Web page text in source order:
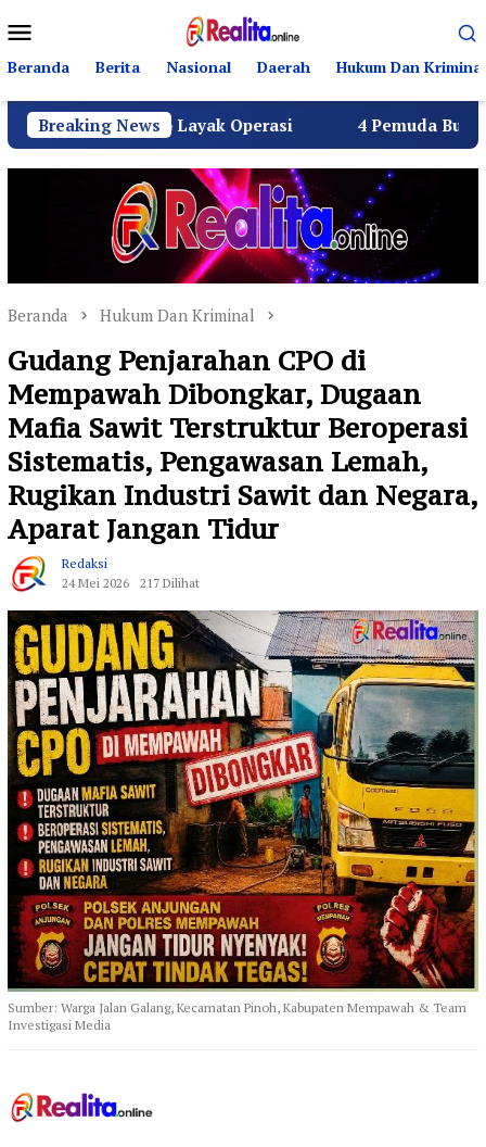
ke
kontenMobile
Beranda Berita Nasional Daerah Hukum Dan Kriminal
Breaking News
Layak Operasi 4 Pemuda Bungur Raya
Beranda Hukum Dan Kriminal
Gudang Penjarahan CPO di
Mempawah Dibongkar, Dugaan
Mafia Sawit Terstruktur Beroperasi
Sistematis, Pengawasan Lemah,
Rugikan Industri Sawit dan Negara,
Aparat Jangan Tidur
Redaksi
24 Mei 2026
217 Dilihat
Sumber: Warga Jalan Galang, Kecamatan Pinoh, Kabupaten Mempawah & Team
Investigasi Media